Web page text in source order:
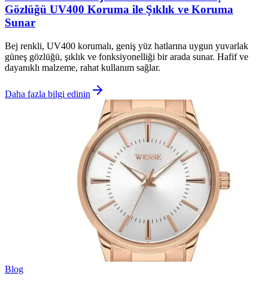
Gözlüğü UV400 Koruma ile Şıklık ve Koruma
Sunar
Bej renkli, UV400 korumalı, geniş yüz hatlarına uygun yuvarlak
güneş gözlüğü, şıklık ve fonksiyonelliği bir arada sunar. Hafif ve
dayanıklı malzeme, rahat kullanım sağlar.
Daha fazla bilgi edinin
Blog